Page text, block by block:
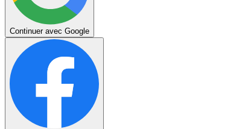
Continuer avec Google